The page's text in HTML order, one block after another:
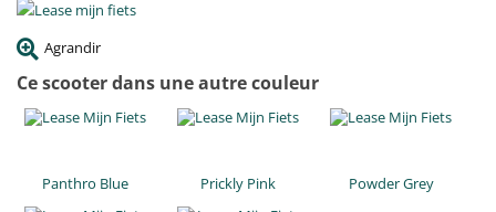
Agrandir
Ce scooter dans une autre couleur
Panthro Blue Prickly Pink Powder Grey